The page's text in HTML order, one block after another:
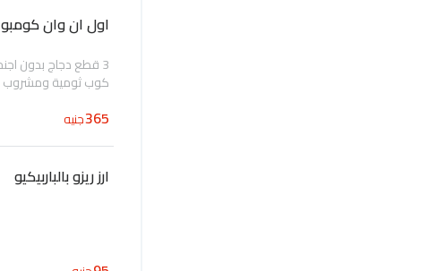
اول ان وان كومبو 2
كوب ثومية ومشروب
365جنيه
ارز ريزو بالباربيكيو